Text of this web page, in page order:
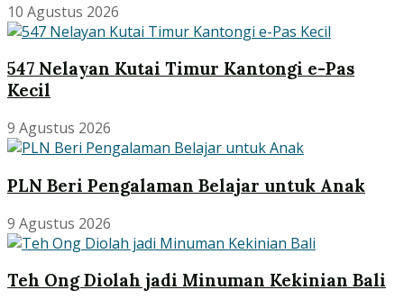
10 Agustus 2026
547 Nelayan Kutai Timur Kantongi e-Pas
Kecil
9 Agustus 2026
PLN Beri Pengalaman Belajar untuk Anak
9 Agustus 2026
Teh Ong Diolah jadi Minuman Kekinian Bali